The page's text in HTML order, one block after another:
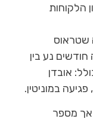
הלקוחות
שטראוס
נע בין
אובדן
פגיעה במוניטין.
אך מספר